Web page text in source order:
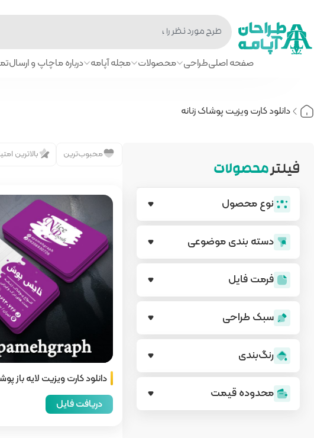
صفحه اصلیطراحی محصولات مجله آپامه درباره ماچاپ و ارسال
دانلود کارت ویزیت پوشاک زنانه
فیلترمحصولات
نوع محصول
دسته بندی‌ موضوعی
فرمت فایل
سبک طراحی
رنگ‌بندی
محدوده قیمت
محبوب‌ترین بالاترین
دانلود کارت ویزیت لایه باز
دریافت فایل